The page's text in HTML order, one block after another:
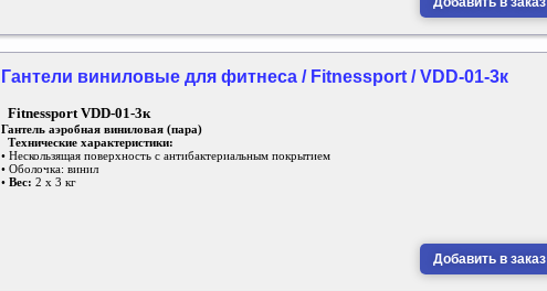
Гантели виниловые для фитнеса / Fitnessport / VDD-01-3к
FitnessportVDD-01-3к
Гантель аэробная виниловая (пара)
Технические характеристики:
• Нескользящая поверхность с антибактериальным покрытием
• Оболочка: винил
• Вес: 2 х 3 кг
Добавить в заказ